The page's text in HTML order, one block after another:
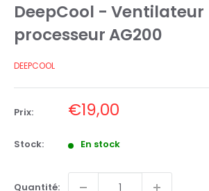
DeepCool - Ventilateur
processeur AG200
DEEPCOOL
Prix: Prix
réduit
€19,00
Stock: En stock
Quantité: